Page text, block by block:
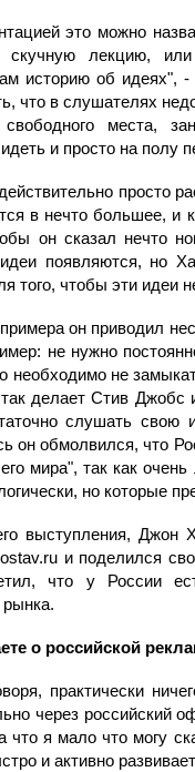
это можно
скучную лекцию,
историю об идеях",
что в слушателях
места,
и просто на полу
просто
в нечто большее, и
он сказал нечто
появляются, но
того, чтобы эти идеи
он приводил
не нужно
необходимо не
делает Стив
слушать свою
он обмолвился, что
мира", так как
но которые
выступления, Джон
и поделился
что у России
рынка.
о российской
практически
через российский
что я мало что могу
и активно